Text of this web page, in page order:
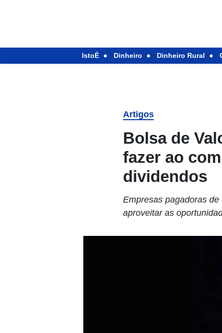
IstoÉ Dinheiro Dinheiro Rural
Artigos
Bolsa de
fazer ao
dividendos
Empresas pagadoras
aproveitar as